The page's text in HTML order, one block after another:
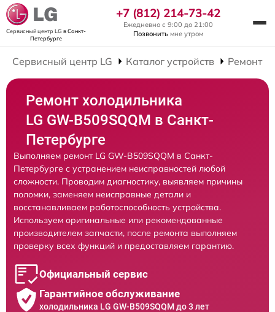
Сервисный центр LG в Санкт-
Петербурге
+7 (812) 214-73-42
Ежедневно с 9:00 до 21:00
Позвонить мне утром
Сервисный центр LG Каталог устройств Ремонт
Ремонт холодильника
LG GW-B509SQQM в Санкт-
Петербурге
Выполняем ремонт LG GW-B509SQQM в Санкт-
Петербурге с устранением неисправностей любой
сложности. Проводим диагностику, выявляем причины
поломки, заменяем неисправные детали и
восстанавливаем работоспособность устройства.
Используем оригинальные или рекомендованные
производителем запчасти, после ремонта выполняем
проверку всех функций и предоставляем гарантию.
Официальный сервис
Гарантийное обслуживание
холодильника LG GW-B509SQQM до 3 лет